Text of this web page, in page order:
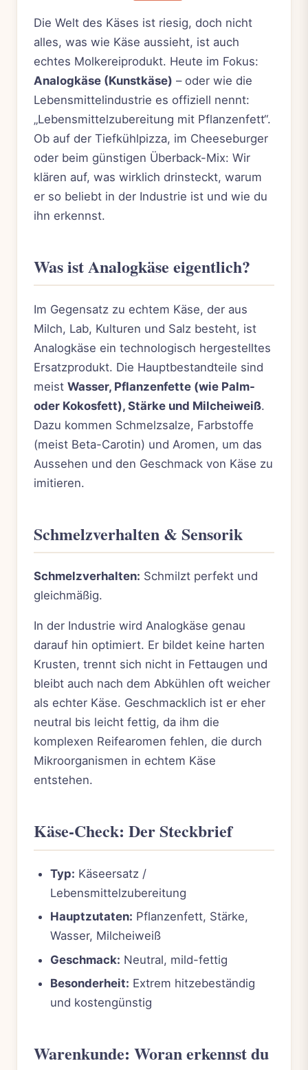
Die Welt des Käses ist riesig, doch nicht
alles, was wie Käse aussieht, ist auch
echtes Molkereiprodukt. Heute im Fokus:
Analogkäse (Kunstkäse) – oder wie die
Lebensmittelindustrie es offiziell nennt:
„Lebensmittelzubereitung mit Pflanzenfett“.
Ob auf der Tiefkühlpizza, im Cheeseburger
oder beim günstigen Überback-Mix: Wir
klären auf, was wirklich drinsteckt, warum
er so beliebt in der Industrie ist und wie du
ihn erkennst.
Was ist Analogkäse eigentlich?
Im Gegensatz zu echtem Käse, der aus
Milch, Lab, Kulturen und Salz besteht, ist
Analogkäse ein technologisch hergestelltes
Ersatzprodukt. Die Hauptbestandteile sind
meist Wasser, Pflanzenfette (wie Palm-
oder Kokosfett), Stärke und Milcheiweiß.
Dazu kommen Schmelzsalze, Farbstoffe
(meist Beta-Carotin) und Aromen, um das
Aussehen und den Geschmack von Käse zu
imitieren.
Schmelzverhalten & Sensorik
Schmelzverhalten: Schmilzt perfekt und
gleichmäßig.
In der Industrie wird Analogkäse genau
darauf hin optimiert. Er bildet keine harten
Krusten, trennt sich nicht in Fettaugen und
bleibt auch nach dem Abkühlen oft weicher
als echter Käse. Geschmacklich ist er eher
neutral bis leicht fettig, da ihm die
komplexen Reifearomen fehlen, die durch
Mikroorganismen in echtem Käse
entstehen.
Käse-Check: Der Steckbrief
Typ: Käseersatz /
Lebensmittelzubereitung
Hauptzutaten: Pflanzenfett, Stärke,
Wasser, Milcheiweiß
Geschmack: Neutral, mild-fettig
Besonderheit: Extrem hitzebeständig
und kostengünstig
Warenkunde: Woran erkennst du